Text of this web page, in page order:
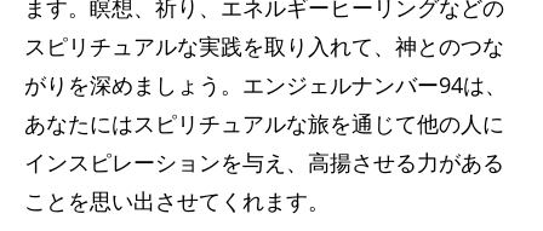
ます。瞑想、祈り、エネルギーヒーリングなどの
スピリチュアルな実践を取り入れて、神とのつな
がりを深めましょう。エンジェルナンバー94は、
あなたにはスピリチュアルな旅を通じて他の人に
インスピレーションを与え、高揚させる力がある
ことを思い出させてくれます。